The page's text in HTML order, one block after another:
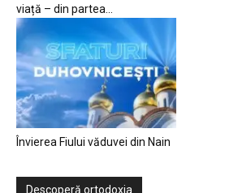
viață – din partea...
Învierea Fiului văduvei din Nain
Descoperă ortodoxia